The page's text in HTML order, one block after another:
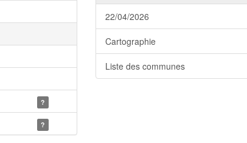
?
?
22/04/2026
Cartographie
Liste des communes